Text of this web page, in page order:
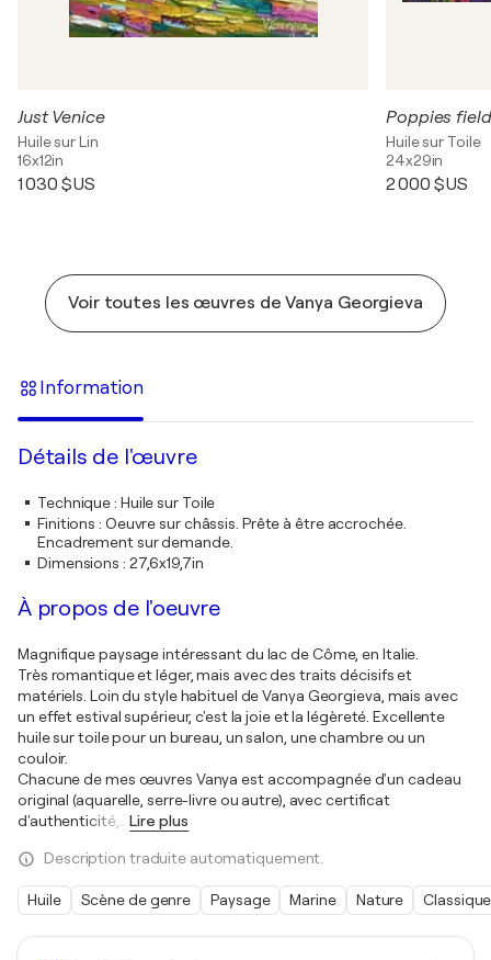
Just Venice
Huile sur Lin
16x12in
1 030 $US
Poppies
Huile sur Toile
24x29in
2 000 $US
Voir toutes les œuvres de Vanya Georgieva
Information
Détails de l'œuvre
Technique: Huile sur Toile
Finitions : Oeuvre sur châssis. Prête à être accrochée.
Encadrement sur demande.
Dimensions : 27,6x19,7in
À propos de l'oeuvre
Magnifique paysage intéressant du lac de Côme, en Italie.
Très romantique et léger, mais avec des traits décisifs et
matériels. Loin du style habituel de Vanya Georgieva, mais avec
un effet estival supérieur, c'est la joie et la légèreté. Excellente
huile sur toile pour un bureau, un salon, une chambre ou un
couloir.
Chacune de mes œuvres Vanya est accompagnée d'un cadeau
original (aquarelle, serre-livre ou autre), avec certificat
d'authenticité,
Lire plus
Description traduite automatiquement.
Huile Scène de genre Paysage Marine Nature Classique